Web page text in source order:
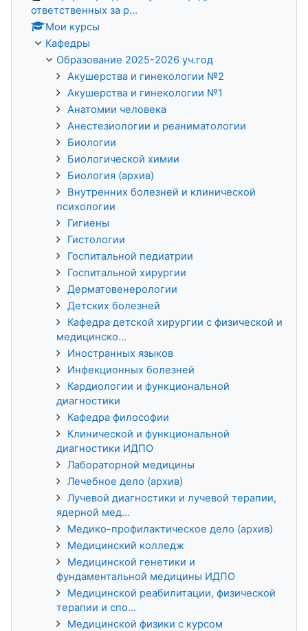
ответственных за р...
Мои курсы
Кафедры
Образование 2025-2026 уч.год
Акушерства и гинекологии №2
Акушерства и гинекологии №1
Анатомии человека
Анестезиологии и реаниматологии
Биологии
Биологической химии
Биология (архив)
Внутренних болезней и клинической
психологии
Гигиены
Гистологии
Госпитальной педиатрии
Госпитальной хирургии
Дерматовенерологии
Детских болезней
Кафедра детской хирургии с физической и
медицинско...
Иностранных языков
Инфекционных болезней
Кардиологии и функциональной
диагностики
Кафедра философии
Клинической и функциональной
диагностики ИДПО
Лабораторной медицины
Лечебное дело (архив)
Лучевой диагностики и лучевой терапии,
ядерной мед...
Медико-профилактическое дело (архив)
Медицинский колледж
Медицинской генетики и
фундаментальной медицины ИДПО
Медицинской реабилитации, физической
терапии и спо...
Медицинской физики с курсом